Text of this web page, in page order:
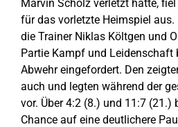
Marvin Scholz verletzt hatte,
für das vorletzte Heimspiel aus.
die Trainer Niklas Költgen und
Partie Kampf und Leidenschaft
Abwehr eingefordert. Den
auch und legten während der
vor. Über 4:2 (8.) und 11:7 (21.)
Chance auf eine deutlichere